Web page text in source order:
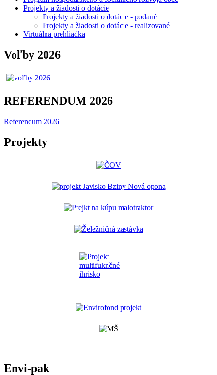
Projekty a žiadosti o dotácie
Projekty a žiadosti o dotácie - podané
Projekty a žiadosti o dotácie - realizované
Virtuálna prehliadka
Voľby 2026
REFERENDUM 2026
Referendum 2026
Projekty
Envi-pak